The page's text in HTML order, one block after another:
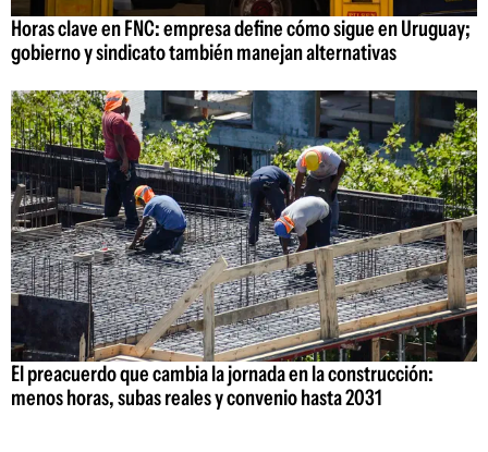
Horas clave en FNC: empresa define cómo sigue en Uruguay;
gobierno y sindicato también manejan alternativas
El preacuerdo que cambia la jornada en la construcción:
menos horas, subas reales y convenio hasta 2031